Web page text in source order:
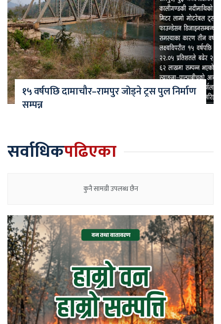
१५ वर्षपछि दामाचौर–रामपुर जोड्ने ट्रस पुल निर्माण
सम्पन्न
सर्वाधिकपढिएका
कुनै सामग्री उपलब्ध छैन